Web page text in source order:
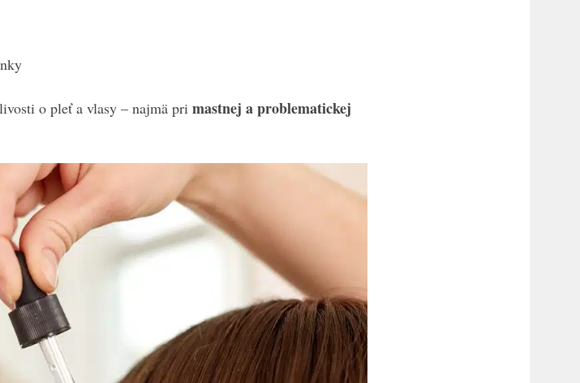
o pleť a vlasy – najmä pri mastnej a problematickej